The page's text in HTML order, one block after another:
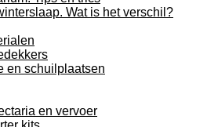
Wat is het verschil?
en schuilplaatsen
en vervoer